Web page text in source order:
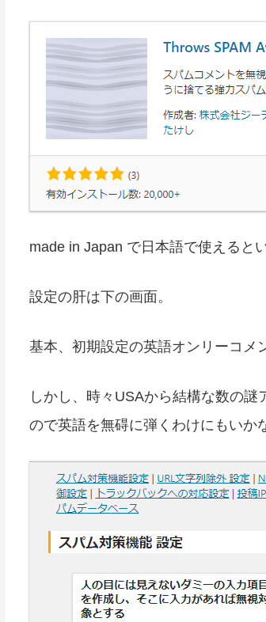
made in Japan で日本語で使えると
設定の肝は下の画面。
基本、初期設定の英語オンリーコメ
しかし、時々USAから結構な数の
ので英語を無碍に弾くわけにもいか